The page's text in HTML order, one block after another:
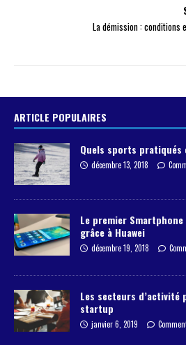
La démission : conditions
ARTICLE POPULAIRES
Quels sports pratiqués
décembre 13, 2018
Le premier
grâce à Huawei
décembre 19, 2018
Les secteurs
startup
janvier 6, 2019